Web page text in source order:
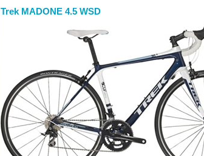
Trek MADONE 4.5 WSD